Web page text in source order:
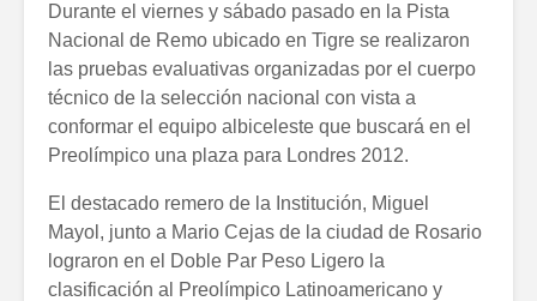
Durante el viernes y sábado pasado en la Pista
Nacional de Remo ubicado en Tigre se realizaron
las pruebas evaluativas organizadas por el cuerpo
técnico de la selección nacional con vista a
conformar el equipo albiceleste que buscará en el
Preolímpico una plaza para Londres 2012.
El destacado remero de la Institución, Miguel
Mayol, junto a Mario Cejas de la ciudad de Rosario
lograron en el Doble Par Peso Ligero la
clasificación al Preolímpico Latinoamericano y